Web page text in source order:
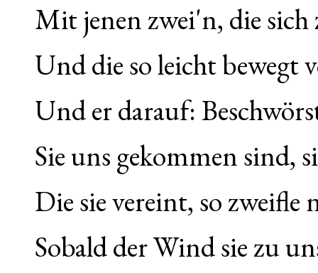
Mit jenen zwei'n, die sich
Und die so leicht bewegt
Und er darauf:
Sie uns gekommen sind,
Die sie vereint, so zweifle
Sobald der Wind sie zu